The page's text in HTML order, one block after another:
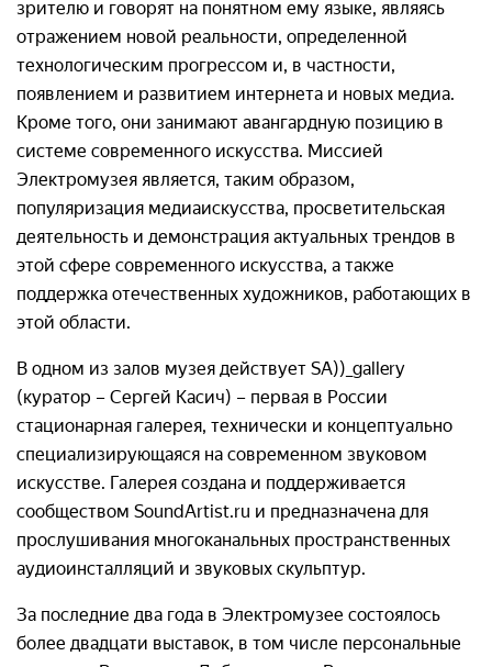
зрителю и говорят на понятном ему языке, являясь
отражением новой реальности, определенной
технологическим прогрессом и, в частности,
появлением и развитием интернета и новых медиа.
Кроме того, они занимают авангардную позицию в
системе современного искусства. Миссией
Электромузея является, таким образом,
популяризация медиаискусства, просветительская
деятельность и демонстрация актуальных трендов в
этой сфере современного искусства, а также
поддержка отечественных художников, работающих в
этой области.
В одном из залов музея действует SA))_gallery
(куратор – Сергей Касич) – первая в России
стационарная галерея, технически и концептуально
специализирующаяся на современном звуковом
искусстве. Галерея создана и поддерживается
сообществом SoundArtist.ru и предназначена для
прослушивания многоканальных пространственных
аудиоинсталляций и звуковых скульптур.
За последние два года в Электромузее состоялось
более двадцати выставок, в том числе персональные